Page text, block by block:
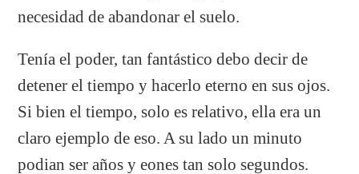
necesidad de abandonar el suelo.
Tenía el poder, tan fantástico debo decir de
detener el tiempo y hacerlo eterno en sus ojos.
Si bien el tiempo, solo es relativo, ella era un
claro ejemplo de eso. A su lado un minuto
podian ser años y eones tan solo segundos.